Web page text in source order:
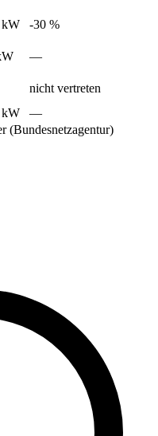
kW
-30 %
—
nicht vertreten
kW
—
(Bundesnetzagentur)